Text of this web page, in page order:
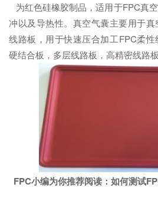
为红色硅橡胶制品，适用于FPC真
冲以及导热性。真空气囊主要用于
线路板，用于快速压合加工FPC柔
硬结合板，多层线路板，高精密线路板
FPC小编为你推荐阅读： 如何测试